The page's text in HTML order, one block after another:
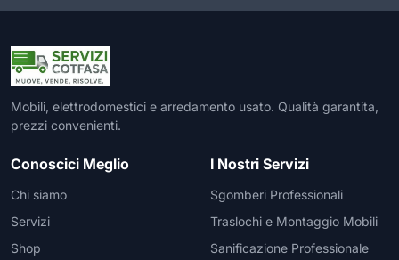
Mobili, elettrodomestici e arredamento usato. Qualità garantita,
prezzi convenienti.
Conoscici Meglio
Chi siamo
Servizi
Shop
I Nostri Servizi
Sgomberi Professionali
Traslochi e Montaggio Mobili
Sanificazione Professionale